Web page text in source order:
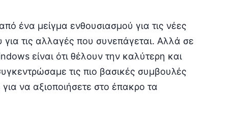
ένα μείγμα ενθουσιασμού για τις νέες
τις αλλαγές που συνεπάγεται. Αλλά σε
είναι ότι θέλουν την καλύτερη και
τις πιο βασικές συμβουλές
να αξιοποιήσετε στο έπακρο τα